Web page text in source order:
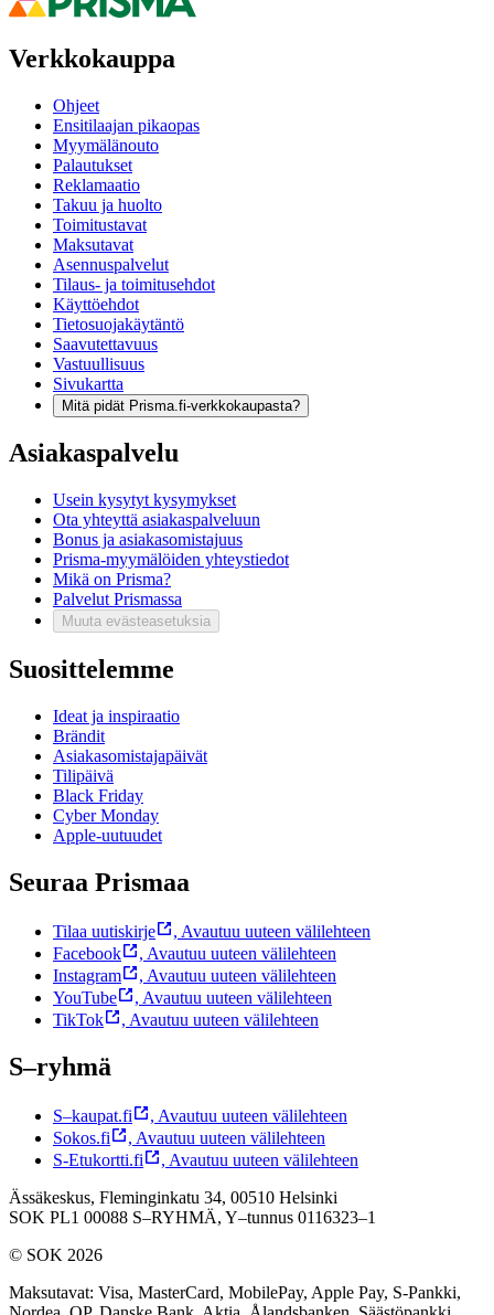
Verkkokauppa
Ohjeet
Ensitilaajan pikaopas
Myymälänouto
Palautukset
Reklamaatio
Takuu ja huolto
Toimitustavat
Maksutavat
Asennuspalvelut
Tilaus- ja toimitusehdot
Käyttöehdot
Tietosuojakäytäntö
Saavutettavuus
Vastuullisuus
Sivukartta
Mitä pidät Prisma.fi-verkkokaupasta?
Asiakaspalvelu
Usein kysytyt kysymykset
Ota yhteyttä asiakaspalveluun
Bonus ja asiakasomistajuus
Prisma-myymälöiden yhteystiedot
Mikä on Prisma?
Palvelut Prismassa
Muuta evästeasetuksia
Suosittelemme
Ideat ja inspiraatio
Brändit
Asiakasomistajapäivät
Tilipäivä
Black Friday
Cyber Monday
Apple-uutuudet
Seuraa Prismaa
Tilaa uutiskirje , Avautuu uuteen välilehteen
Facebook
, Avautuu uuteen välilehteen
Instagram
, Avautuu uuteen välilehteen
YouTube
, Avautuu uuteen välilehteen
TikTok
, Avautuu uuteen välilehteen
S–ryhmä
S–kaupat.fi , Avautuu uuteen välilehteen
Sokos.fi
, Avautuu uuteen välilehteen
S-Etukortti.fi
, Avautuu uuteen välilehteen
Ässäkeskus, Fleminginkatu 34, 00510 Helsinki
SOK PL1 00088 S–RYHMÄ, Y–tunnus 0116323–1
© SOK 2026
Maksutavat: Visa, MasterCard, MobilePay, Apple Pay, S-Pankki,